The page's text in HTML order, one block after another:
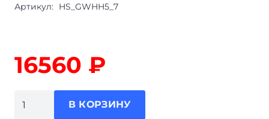
Артикул: HS_GWHH5_7
16560 ₽
В КОРЗИНУ